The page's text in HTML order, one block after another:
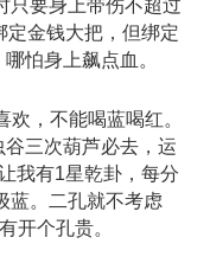
只要身上带伤不超过
定金钱大把，但绑定
怕身上飙点血。
，不能喝蓝喝红。
三次葫芦必去，运
我有1星乾卦，每分
蓝。二孔就不考虑
开个孔贵。